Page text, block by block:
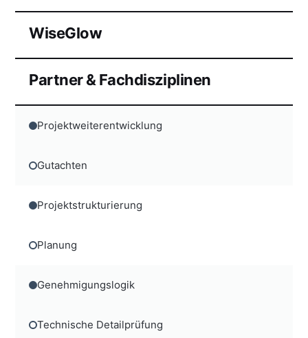
WiseGlow
Partner & Fachdisziplinen
Projektweiterentwicklung
Gutachten
Projektstrukturierung
Planung
Genehmigungslogik
Technische Detailprüfung